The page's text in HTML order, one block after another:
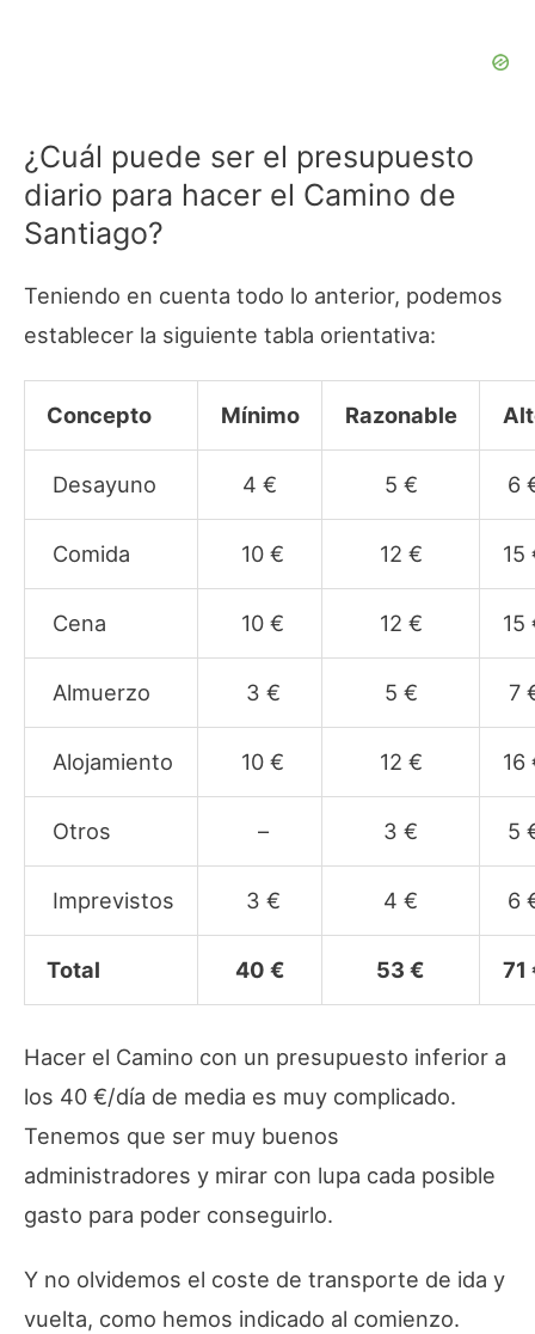
¿Cuál puede ser el presupuesto
diario para hacer el Camino de
Santiago?
Teniendo en cuenta todo lo anterior, podemos
establecer la siguiente tabla orientativa:
Concepto Mínimo Razonable
Desayuno 4 € 5 € 6
Comida 10 € 12 € 15
Cena 10 € 12 € 15
Almuerzo 3 € 5 € 7
Alojamiento 10 € 12 € 16
Otros – 3 € 5
Imprevistos 3 € 4 € 6
Total 40 € 53 € 71
Hacer el Camino con un presupuesto inferior a
los 40 €/día de media es muy complicado.
Tenemos que ser muy buenos
administradores y mirar con lupa cada posible
gasto para poder conseguirlo.
Y no olvidemos el coste de transporte de ida y
vuelta, como hemos indicado al comienzo.